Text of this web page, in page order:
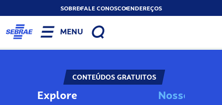
SOBREFALE CONOSCOENDEREÇOS
MENU
CONTEÚDOS GRATUITOS
Explore Nos